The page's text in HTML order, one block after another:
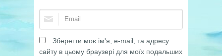
Зберегти моє ім'я, e-mail, та адресу
сайту в цьому браузері для моїх подальших